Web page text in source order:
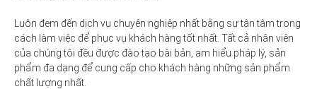
Luôn đem đến dịch vụ chuyên nghiệp nhất bằng sự tận tâm trong
cách làm việc để phục vụ khách hàng tốt nhất. Tất cả nhân viên
của chúng tôi đều được đào tạo bài bản, am hiểu pháp lý, sản
phẩm đa dạng để cung cấp cho khách hàng những sản phẩm
chất lượng nhất.